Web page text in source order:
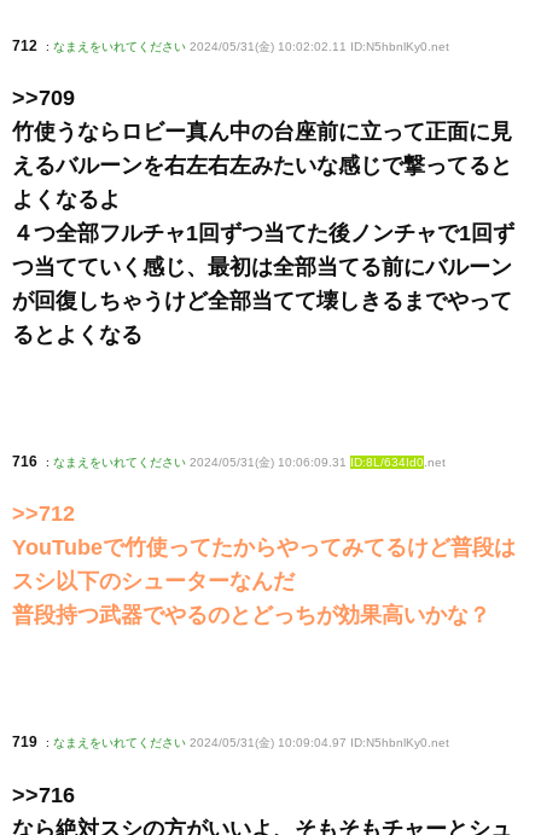
712 : なまえをいれてください 2024/05/31(金) 10:02:02.11 ID:N5hbnlKy0 .net
>>709
竹使うならロビー真ん中の台座前に立って正面に見
えるバルーンを右左右左みたいな感じで撃ってると
よくなるよ
４つ全部フルチャ1回ずつ当てた後ノンチャで1回ず
つ当てていく感じ、最初は全部当てる前にバルーン
が回復しちゃうけど全部当てて壊しきるまでやって
るとよくなる
716 : なまえをいれてください 2024/05/31(金) 10:06:09.31 ID:8L/634Id0.net
>>712
YouTubeで竹使ってたからやってみてるけど普段は
スシ以下のシューターなんだ
普段持つ武器でやるのとどっちが効果高いかな？
719 : なまえをいれてください 2024/05/31(金) 10:09:04.97 ID:N5hbnlKy0.net
>>716
なら絶対スシの方がいいよ、そもそもチャーとシュ